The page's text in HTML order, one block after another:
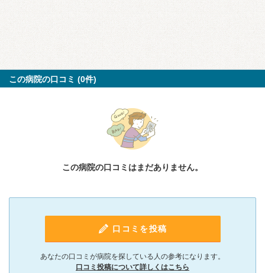
この病院の口コミ (0件)
この病院の口コミはまだありません。
口コミを投稿
あなたの口コミが病院を探している人の参考になります。
口コミ投稿について詳しくはこちら